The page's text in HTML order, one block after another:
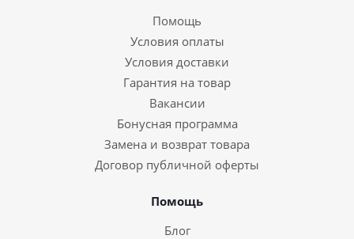
Помощь
Условия оплаты
Условия доставки
Гарантия на товар
Вакансии
Бонусная программа
Замена и возврат товара
Договор публичной оферты
Помощь
Блог